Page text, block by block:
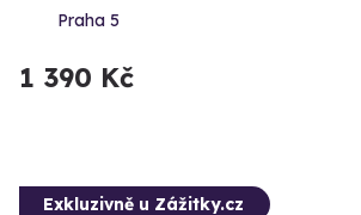
Praha 5
1 390 Kč
Exkluzivně u Zážitky.cz